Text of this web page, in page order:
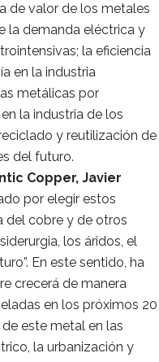
de valor de los metales
la demanda eléctrica y
la eficiencia
en la industria
metálicas por
la industria de los
y reutilización de
del futuro.
Copper, Javier
por elegir estos
del cobre y de otros
los áridos, el
En este sentido, ha
crecerá de manera
en los próximos 20
este metal en las
la urbanización y